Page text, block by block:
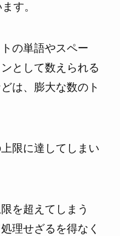
す。
の単語やスペー
として数えられる
は、膨大な数のト
限に達してしまい
を超えてしまう
理せざるを得なく